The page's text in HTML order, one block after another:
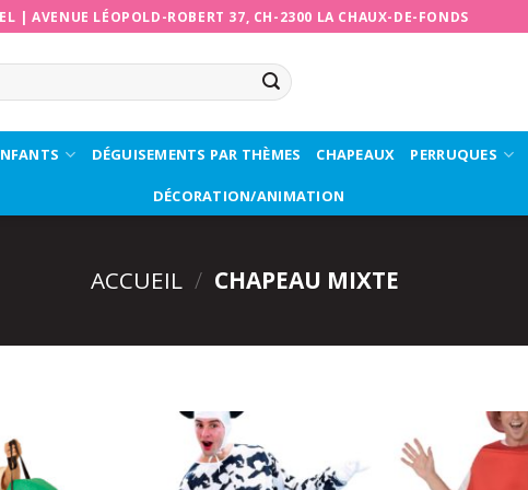
|AVENUE LÉOPOLD-ROBERT 37, CH-2300 LA CHAUX-DE-FONDS
DÉGUISEMENTS PAR THÈMES CHAPEAUX PERRUQUES
DÉCORATION/ANIMATION
ACCUEIL / CHAPEAU MIXTE